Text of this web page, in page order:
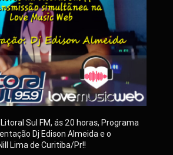
Sul FM, ás 20 horas, Programa
Dj Edison Almeida e o
Lima de Curitiba/Pr!!